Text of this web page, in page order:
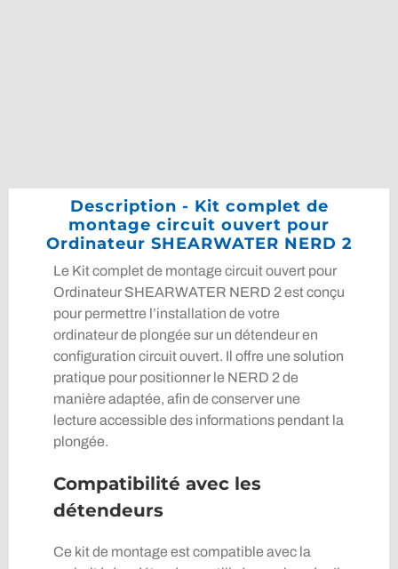
Description - Kit complet de
montage circuit ouvert pour
Ordinateur SHEARWATER NERD 2
Le Kit complet de montage circuit ouvert pour
Ordinateur SHEARWATER NERD 2 est conçu
pour permettre l’installation de votre
ordinateur de plongée sur un détendeur en
configuration circuit ouvert. Il offre une solution
pratique pour positionner le NERD 2 de
manière adaptée, afin de conserver une
lecture accessible des informations pendant la
plongée.
Compatibilité avec les
détendeurs
Ce kit de montage est compatible avec la